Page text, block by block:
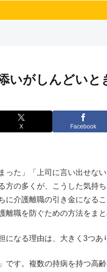
いがしんどい
X Facebook
った」「上司に言い出せ
方の多くが、こうした気持
に介護離職の引き金になる
離職を防ぐための方法をまと
になる理由は、大きく3つあ
です。複数の持病を持つ高